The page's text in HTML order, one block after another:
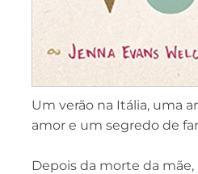
Um verão na Itália, uma
amor e um segredo de
Depois da morte da mãe,